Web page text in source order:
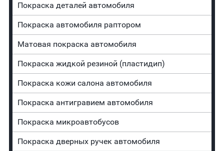
Покраска деталей автомобиля
Покраска автомобиля раптором
Матовая покраска автомобиля
Покраска жидкой резиной (пластидип)
Покраска кожи салона автомобиля
Покраска антигравием автомобиля
Покраска микроавтобусов
Покраска дверных ручек автомобиля